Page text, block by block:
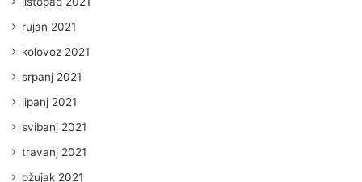
rujan 2021
kolovoz 2021
srpanj 2021
lipanj 2021
svibanj 2021
travanj 2021
ožujak 2021